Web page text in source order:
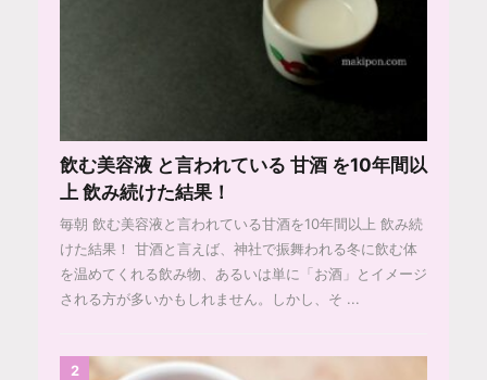
飲む美容液 と言われている 甘酒 を10年間以
上 飲み続けた結果！
毎朝 飲む美容液と言われている甘酒を10年間以上 飲み続
けた結果！ 甘酒と言えば、神社で振舞われる冬に飲む体
を温めてくれる飲み物、あるいは単に「お酒」とイメージ
される方が多いかもしれません。しかし、そ ...
2